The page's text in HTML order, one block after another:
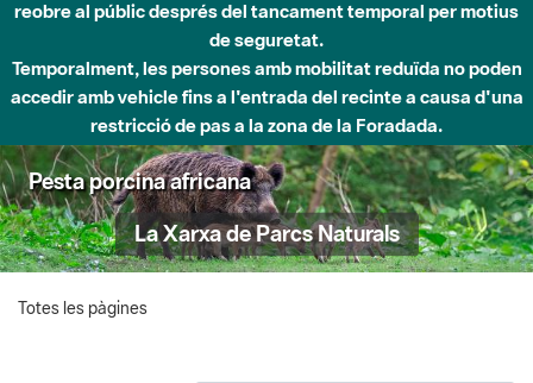
reobre al públic després del tancament temporal per motius
de seguretat.
Temporalment, les persones amb mobilitat reduïda no poden
accedir amb vehicle fins a l'entrada del recinte a causa d'una
restricció de pas a la zona de la Foradada.
Pesta porcina africana
La Xarxa de Parcs Naturals
Totes les pàgines